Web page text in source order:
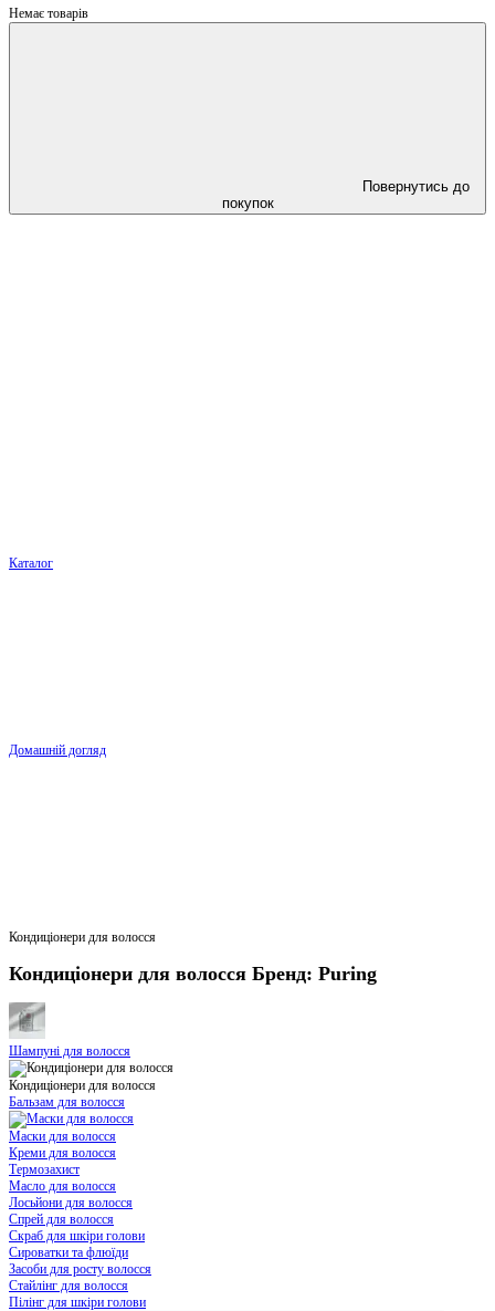
Немає товарів
Повернутись до
покупок
Каталог
Домашній догляд
Кондиціонери для волосся
Кондиціонери для волосся Бренд: Puring
Шампуні для волосся
Кондиціонери для волосся
Бальзам для волосся
Маски для волосся
Креми для волосся
Термозахист
Масло для волосся
Лосьйони для волосся
Спрей для волосся
Скраб для шкіри голови
Сироватки та флюїди
Засоби для росту волосся
Стайлінг для волосся
Пілінг для шкіри голови